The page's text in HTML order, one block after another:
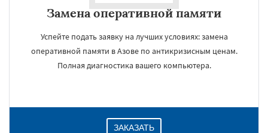
Замена оперативной памяти
Успейте подать заявку на лучших условиях: замена
оперативной памяти в Азове по антикризисным ценам.
Полная диагностика вашего компьютера.
ЗАКАЗАТЬ